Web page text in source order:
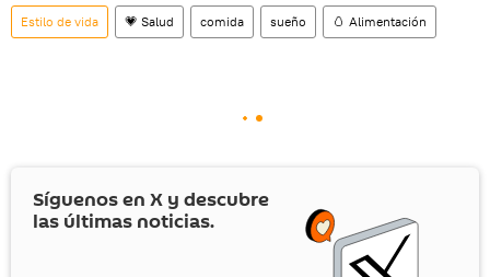
Estilo de vida 💗 Salud comida sueño 🥚 Alimentación
Síguenos en X y descubre
las últimas noticias.